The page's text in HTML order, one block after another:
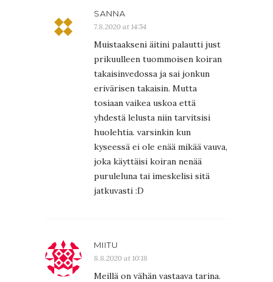
SANNA
7.8.2020 at 14:54
Muistaakseni äitini palautti just
prikuulleen tuommoisen koiran
takaisinvedossa ja sai jonkun
erivärisen takaisin. Mutta
tosiaan vaikea uskoa että
yhdestä lelusta niin tarvitsisi
huolehtia. varsinkin kun
kyseessä ei ole enää mikää vauva,
joka käyttäisi koiran nenää
puruleluna tai imeskelisi sitä
jatkuvasti :D
MIITU
8.8.2020 at 10:18
Meillä on vähän vastaava tarina.